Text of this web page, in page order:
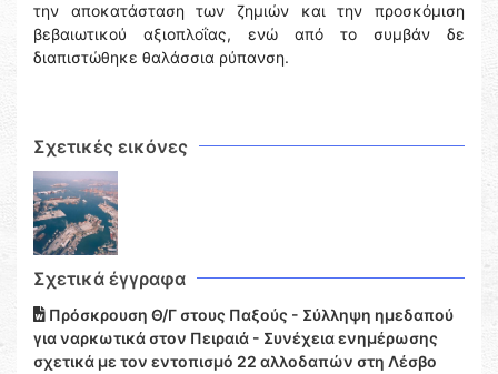
την αποκατάσταση των ζημιών και την προσκόμιση
βεβαιωτικού αξιοπλοΐας, ενώ από το συμβάν δε
διαπιστώθηκε θαλάσσια ρύπανση.
Σχετικές εικόνες
Σχετικά έγγραφα
Πρόσκρουση Θ/Γ στους Παξούς - Σύλληψη ημεδαπού
για ναρκωτικά στον Πειραιά - Συνέχεια ενημέρωσης
σχετικά με τον εντοπισμό 22 αλλοδαπών στη Λέσβο